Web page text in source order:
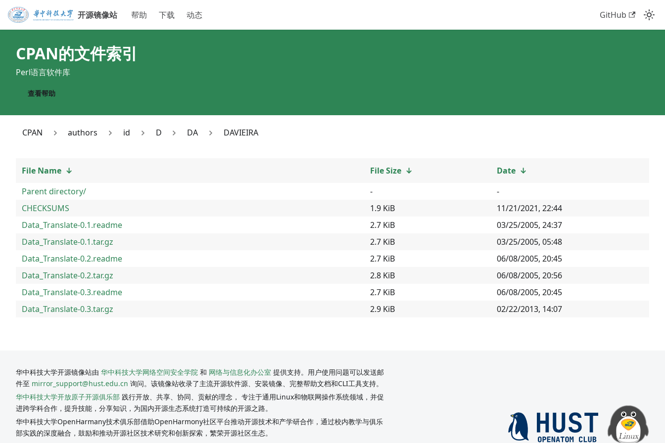
开源镜像站 帮助 下载 动态 GitHub
CPAN的文件索引
Perl语言软件库
查看帮助
CPAN authors id D DA DAVIEIRA
File Name ↓ File Size ↓ Date ↓
Parent directory/
-
-
CHECKSUMS
1.9 KiB
11/21/2021, 22:44
Data_Translate-0.1.readme
2.7 KiB
03/25/2005, 24:37
Data_Translate-0.1.tar.gz
2.7 KiB
03/25/2005, 05:48
Data_Translate-0.2.readme
2.7 KiB
06/08/2005, 20:45
Data_Translate-0.2.tar.gz
2.8 KiB
06/08/2005, 20:56
Data_Translate-0.3.readme
2.7 KiB
06/08/2005, 20:45
Data_Translate-0.3.tar.gz
2.9 KiB 02/22/2013, 14:07
华中科技大学开源镜像站由 华中科技大学网络空间安全学院 和 网络与信息化办公室 提供支持。用户使用问题可以发送邮
件至 mirror_support@hust.edu.cn 询问。该镜像站收录了主流开源软件源、安装镜像、完整帮助文档和CLI工具支持。
华中科技大学开放原子开源俱乐部 践行开放、共享、协同、贡献的理念， 专注于通用Linux和物联网操作系统领域，并促
进跨学科合作，提升技能，分享知识，为国内开源生态系统打造可持续的开源之路。
华中科技大学OpenHarmany技术俱乐部借助OpenHarmony社区平台推动开源技术和产学研合作，通过校内教学与俱乐
部实践的深度融合，鼓励和推动开源社区技术研究和创新探索，繁荣开源社区生态。